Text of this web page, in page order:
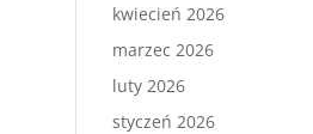
kwiecień 2026
marzec 2026
luty 2026
styczeń 2026